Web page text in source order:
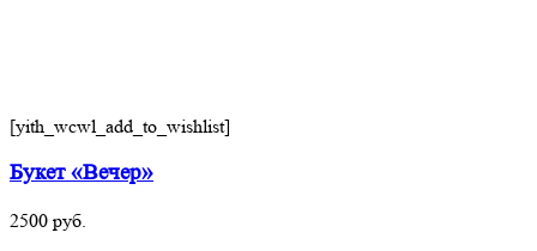
[yith_wcwl_add_to_wishlist]
Букет «Вечер»
2500 руб.